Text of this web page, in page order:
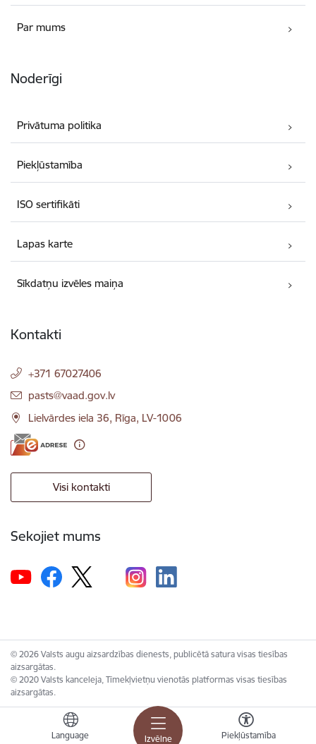
Izvēlne
Language Piekļūstamība
Par mums
Noderīgi
Privātuma politika
Piekļūstamība
ISO sertifikāti
Lapas karte
Sīkdatņu izvēles maiņa
Kontakti
+371 67027406
E-pasts:
pasts@vaad.gov.lv
Lielvārdes iela 36, Rīga, LV-1006
Visi kontakti
Sekojiet mums
© 2026 Valsts augu aizsardzības dienests, publicētā satura visas tiesības
aizsargātas.
© 2020 Valsts kanceleja, Tīmekļvietņu vienotās platformas visas tiesības
aizsargātas.